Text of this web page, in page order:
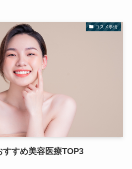
コスメ事情
すめ美容医療TOP3